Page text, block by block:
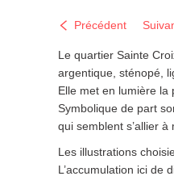
Précédent
Le quartier Sainte
argentique, sténopé,
Elle met en lumière la
Symbolique de part
qui semblent s’allier à
Les illustrations
L’accumulation ici de